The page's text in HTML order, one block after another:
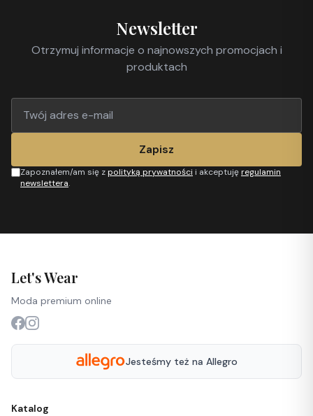
Newsletter
Otrzymuj informacje o najnowszych promocjach i
produktach
Zapisz
Zapoznałem/am się zpolityką prywatności i akceptujęregulamin
newslettera.
Let's Wear
Moda premium online
Jesteśmy też na Allegro
Katalog